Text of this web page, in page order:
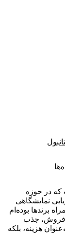
حوزه
بوده‌ام
جذب
هزینه، بلکه